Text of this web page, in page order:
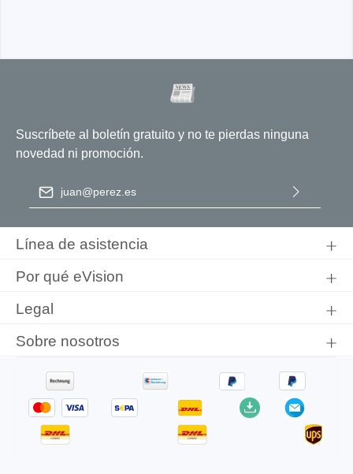
Suscríbete al boletín gratuito y no te pierdas ninguna
novedad ni promoción.
Dirección de correo electrónico
términos y condiciones generales
Línea de asistencia
Por qué eVision
Legal
Sobre nosotros